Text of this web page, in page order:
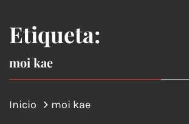
Etiqueta:
moi kae
Inicio moi kae